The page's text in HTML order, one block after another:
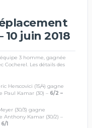
juin 2018
3 homme, gagnée
Cocherel. Les détails des
Herscovici (15/4) gagne
Paul Kamar (30) – 6/2 –
(30/3) gagne
Anthony Kamar (30/2) –
1